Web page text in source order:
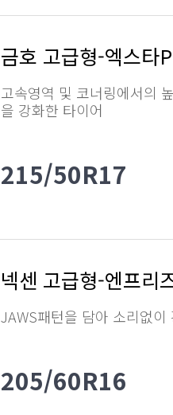
금호 고급형-엑스타
고속영역 및 코너링에서의
을 강화한 타이어
215/50R17
넥센 고급형-엔프리
JAWS패턴을 담아 소리없이
205/60R16